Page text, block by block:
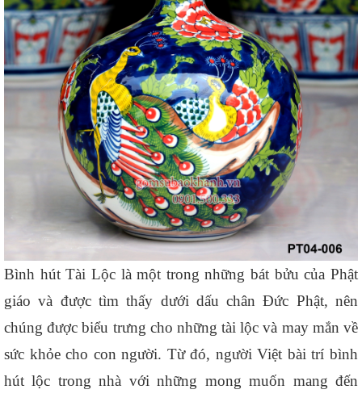
Bình hút Tài Lộc là một trong những bát bửu của Phật
giáo và được tìm thấy dưới dấu chân Đức Phật, nên
chúng được biểu trưng cho những tài lộc và may mắn về
sức khỏe cho con người. Từ đó, người Việt bài trí bình
hút lộc trong nhà với những mong muốn mang đến